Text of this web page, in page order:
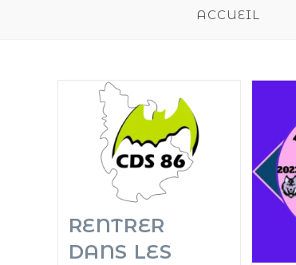
ACCUEIL
RENTRER
DANS LES